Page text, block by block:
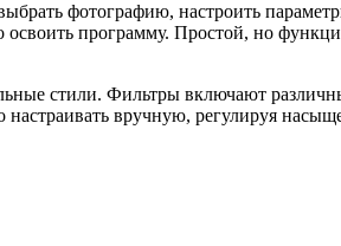
фотографию, настроить
программу. Простой, но
стили. Фильтры включают
вручную, регулируя